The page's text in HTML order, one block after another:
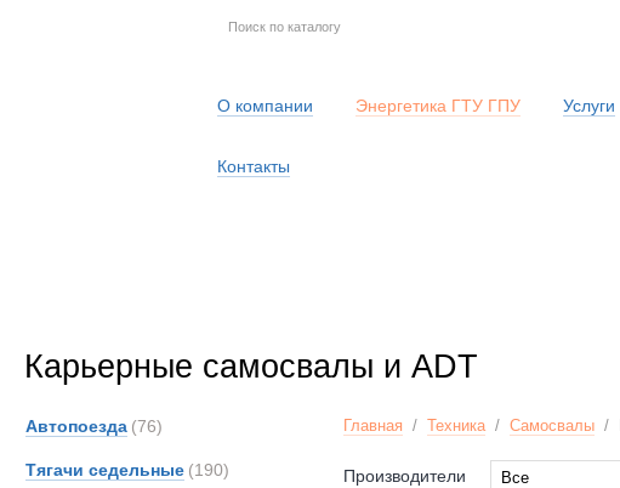
О компании Энергетика ГТУ ГПУ Услуги
Контакты
Карьерные самосвалы и ADT
Автопоезда (76)
Тягачи седельные (190)
Главная / Техника/ Самосвалы /
Производители
Все